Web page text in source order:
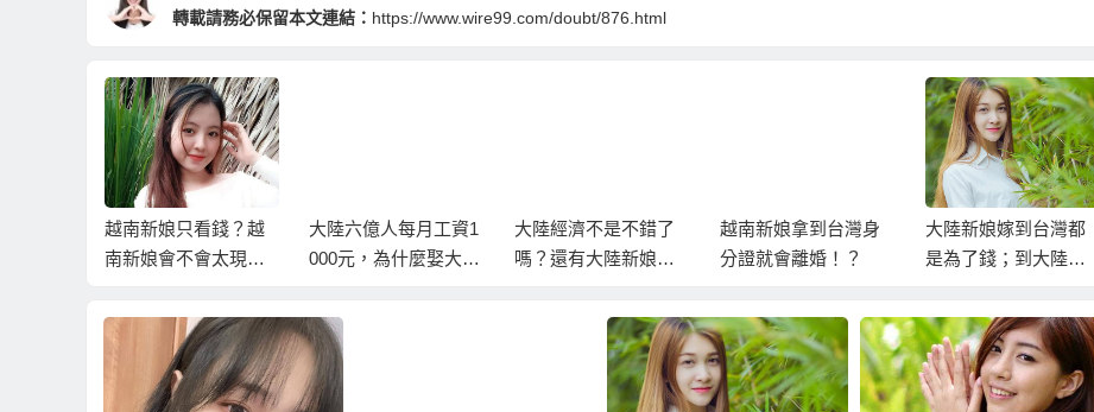
轉載請務必保留本文連結： https://www.wire99.com/doubt/876.html
越南新娘只看錢？越
南新娘會不會太現
有收入證明？
大陸六億人每月工資1
000元，為什麼娶大陸
大陸經濟不是不錯了
嗎？還有大陸新娘會
越南新娘拿到台灣身
分證就會離婚！？
大陸新娘嫁到台灣都
是為了錢；到大陸可
挑！？